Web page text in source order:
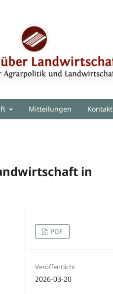
Mitteilungen Kontakt
in
PDF
Veröffentlicht
2026-03-20